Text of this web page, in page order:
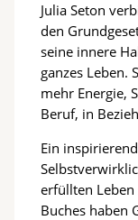
Julia Seton
den
seine innere
ganzes Leben.
mehr Energie,
Beruf, in
Ein
erfüllten Leben
Buches haben